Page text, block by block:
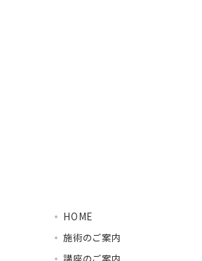
HOME
施術のご案内